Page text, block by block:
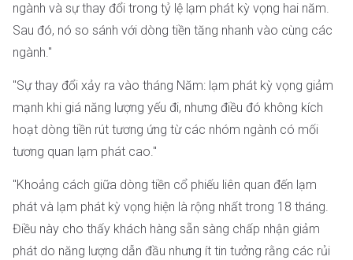
ngành và sự thay đổi trong tỷ lệ lạm phát kỳ vọng hai năm.
Sau đó, nó so sánh với dòng tiền tăng nhanh vào cùng các
ngành."
"Sự thay đổi xảy ra vào tháng Năm: lạm phát kỳ vọng giảm
mạnh khi giá năng lượng yếu đi, nhưng điều đó không kích
hoạt dòng tiền rút tương ứng từ các nhóm ngành có mối
tương quan lạm phát cao."
"Khoảng cách giữa dòng tiền cổ phiếu liên quan đến lạm
phát và lạm phát kỳ vọng hiện là rộng nhất trong 18 tháng.
Điều này cho thấy khách hàng sẵn sàng chấp nhận giảm
phát do năng lượng dẫn đầu nhưng ít tin tưởng rằng các rủi